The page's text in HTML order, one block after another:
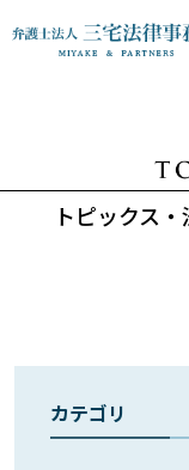
トピックス
カテゴリ